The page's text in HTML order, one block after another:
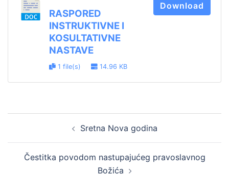
RASPORED
INSTRUKTIVNE I
KOSULTATIVNE
NASTAVE
1 file(s) 14.96 KB
Download
Sretna Nova godina
Čestitka povodom nastupajućeg pravoslavnog
Božića